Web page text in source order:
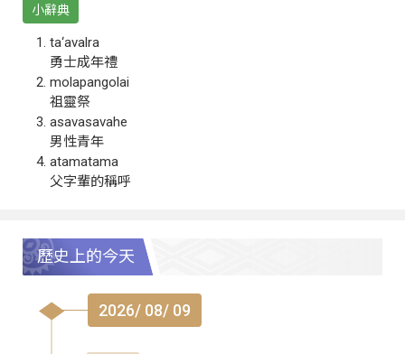
小辭典
ta‘avalra
勇士成年禮
molapangolai
祖靈祭
asavasavahe
男性青年
atamatama
父字輩的稱呼
歷史上的今天
2026/ 08/ 09